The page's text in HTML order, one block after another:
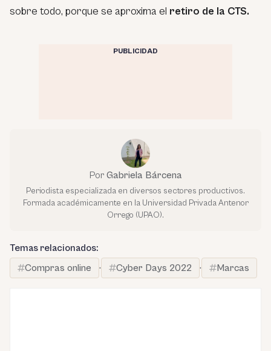
sobre todo, porque se aproxima el retiro de la CTS.
PUBLICIDAD
Por Gabriela Bárcena
Periodista especializada en diversos sectores productivos.
Formada académicamente en la Universidad Privada Antenor
Orrego (UPAO).
Temas relacionados:
Compras online
· Cyber Days 2022 · Marcas